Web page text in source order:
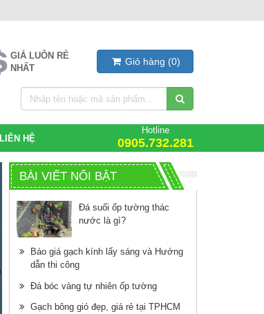
GIÁ LUÔN RẺ
NHẤT
Giỏ hàng (0)
LIÊN HỆ
Hotline
0905.732.281
BÀI VIẾT NỔI BẬT
Đá suối ốp tường thác
nước là gì?
Báo giá gạch kính lấy sáng và Hướng
dẫn thi công
Đá bóc vàng tự nhiên ốp tường
Gạch bông gió đẹp, giá rẻ tại TPHCM